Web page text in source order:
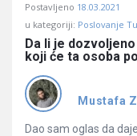
Učene
Latest
Pitanja
Postavljeno 18.03.2021
u kategoriji: Poslovanje
Da li je
koji će ta osoba
Mustafa
Dao sam oglas da